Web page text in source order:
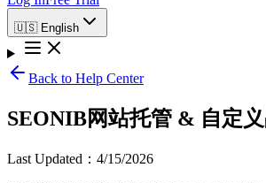
🇺🇸 English
Back to Help Center
SEONIB网站托管 & 自定
Last Updated ： 4/15/2026